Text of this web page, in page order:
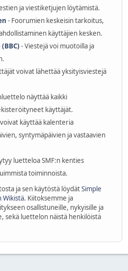
ja viestiketjujen löytämistä.
- Foorumien keskeisin tarkoitus,
käyttäjien kesken.
- Viestejä voi muotoilla ja
voivat lähettää yksityisviestejä
näyttää kaikki
käyttäjät.
käyttää kalenteria
syntymäpäivien ja vastaavien
luetteloa SMF:n kenties
toiminnoista.
ja sen käytöstä löydätSimple
Wikistä. Kiitoksemme ja
osallistuneille, nykyisille ja
sekä luettelon näistä henkilöistä